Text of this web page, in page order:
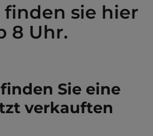
finden sie hier
8 Uhr.
Sie eine
verkauften